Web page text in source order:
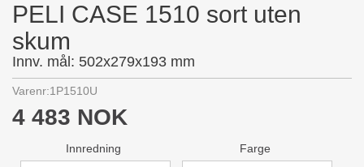
PELI CASE 1510 sort uten
skum
Innv. mål: 502x279x193 mm
Varenr:1P1510U
4 483 NOK
Innredning
Farge